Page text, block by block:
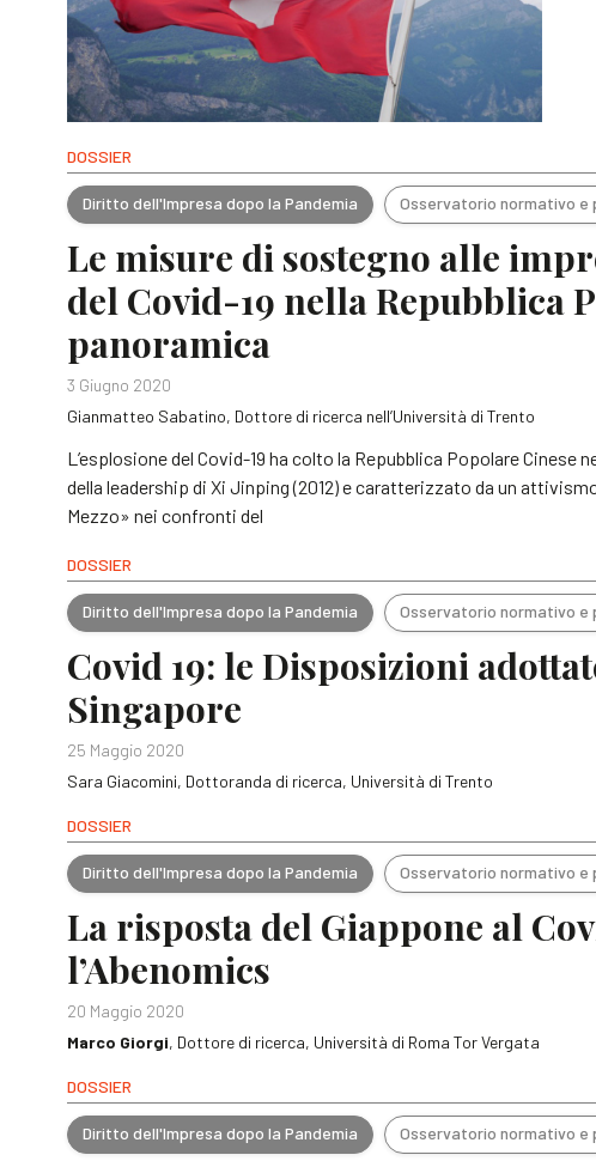
DOSSIER
Diritto dell'Impresa dopo la Pandemia Osservatorio normativo e
Le misure di sostegno alle
del Covid-19 nella Repubblica
panoramica
3 Giugno 2020
Gianmatteo Sabatino, Dottore di ricerca nell’Università di Trento
L’esplosione del Covid-19 ha colto la Repubblica Popolare
della leadership di Xi Jinping (2012) e caratterizzato da un
Mezzo» nei confronti del
DOSSIER
Diritto dell'Impresa dopo la Pandemia Osservatorio normativo e
Covid 19: le Disposizioni
Singapore
25 Maggio 2020
Sara Giacomini, Dottoranda di ricerca, Università di Trento
DOSSIER
Diritto dell'Impresa dopo la Pandemia Osservatorio normativo e
La risposta del Giappone al
l’Abenomics
20 Maggio 2020
Marco Giorgi, Dottore di ricerca, Università di Roma Tor Vergata
DOSSIER
Diritto dell'Impresa dopo la Pandemia Osservatorio normativo e